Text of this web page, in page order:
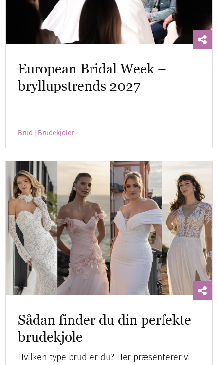
European Bridal Week –
bryllupstrends 2027
Brud Brudekjoler
Sådan finder du din perfekte
brudekjole
Hvilken type brud er du? Her præsenterer vi